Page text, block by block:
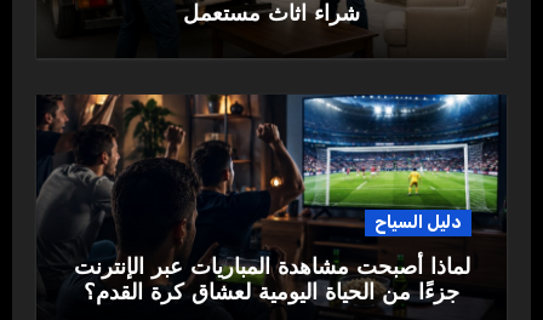
شراء اثاث مستعمل
دليل السياح
لماذا أصبحت مشاهدة المباريات عبر الإنترنت
جزءًا من الحياة اليومية لعشاق كرة القدم؟